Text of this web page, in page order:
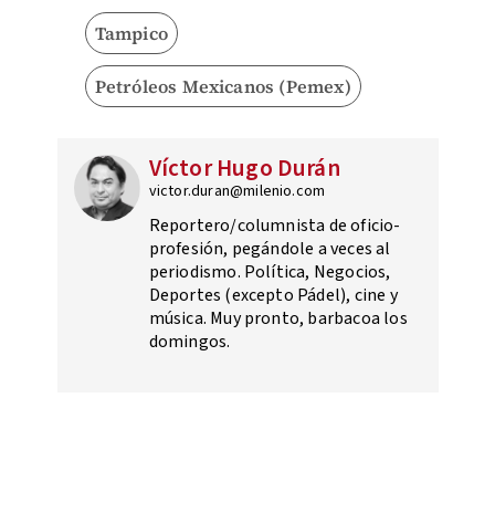
Tampico
Petróleos Mexicanos (Pemex)
Víctor Hugo Durán
victor.duran@milenio.com
Reportero/columnista de oficio-
profesión, pegándole a veces al
periodismo. Política, Negocios,
Deportes (excepto Pádel), cine y
música. Muy pronto, barbacoa los
domingos.